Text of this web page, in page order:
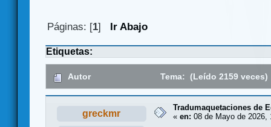
Páginas: [1] Ir Abajo
Etiquetas:
Autor Tema: (Leído 2159 veces)
greckmr
Tradumaquetaciones de
« en: 08 de Mayo de 2026,